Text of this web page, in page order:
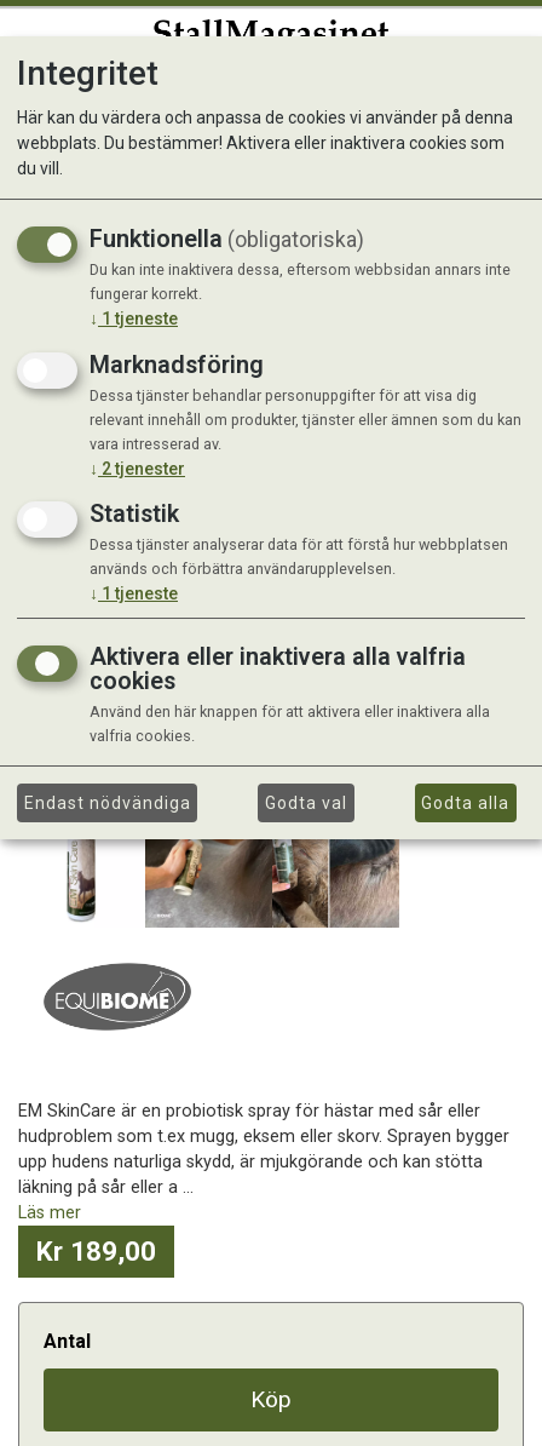
EM® SkinCare 150ml
Probiotisk hud, päls och sårvård
EM SkinCare är en probiotisk spray för hästar med sår eller
hudproblem som t.ex mugg, eksem eller skorv. Sprayen bygger
upp hudens naturliga skydd, är mjukgörande och kan stötta
läkning på sår eller a ...
Läs mer
Kr 189,00
Antal
Köp
Integritet
Här kan du värdera och anpassa de cookies vi använder på denna
webbplats. Du bestämmer! Aktivera eller inaktivera cookies som
du vill.
Funktionella (obligatoriska)
Du kan inte inaktivera dessa, eftersom webbsidan annars inte
fungerar korrekt.
↓ 1 tjeneste
Marknadsföring
Dessa tjänster behandlar personuppgifter för att visa dig
relevant innehåll om produkter, tjänster eller ämnen som du kan
vara intresserad av.
↓ 2tjenester
Statistik
Dessa tjänster analyserar data för att förstå hur webbplatsen
används och förbättra användarupplevelsen.
↓ 1 tjeneste
Aktivera eller inaktivera alla valfria
cookies
Använd den här knappen för att aktivera eller inaktivera alla
valfria cookies.
Endast nödvändiga Godta val Godta alla